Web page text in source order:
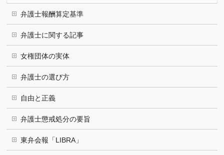
弁護士報酬算定基準
弁護士に関する記事
女権団体の実体
弁護士の選び方
自由と正義
弁護士懲戒処分の要旨
東弁会報「LIBRA」